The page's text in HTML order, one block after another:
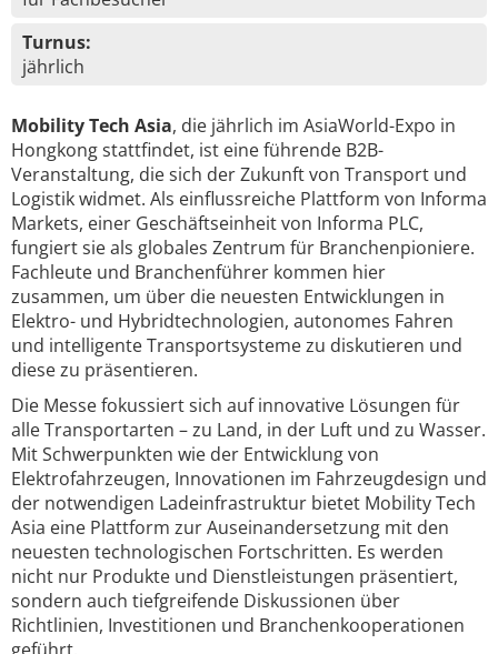
Turnus:
jährlich
Mobility Tech Asia, die jährlich im AsiaWorld-Expo in
Hongkong stattfindet, ist eine führende B2B-
Veranstaltung, die sich der Zukunft von Transport und
Logistik widmet. Als einflussreiche Plattform von Informa
Markets, einer Geschäftseinheit von Informa PLC,
fungiert sie als globales Zentrum für Branchenpioniere.
Fachleute und Branchenführer kommen hier
zusammen, um über die neuesten Entwicklungen in
Elektro- und Hybridtechnologien, autonomes Fahren
und intelligente Transportsysteme zu diskutieren und
diese zu präsentieren.
Die Messe fokussiert sich auf innovative Lösungen für
alle Transportarten – zu Land, in der Luft und zu Wasser.
Mit Schwerpunkten wie der Entwicklung von
Elektrofahrzeugen, Innovationen im Fahrzeugdesign und
der notwendigen Ladeinfrastruktur bietet Mobility Tech
Asia eine Plattform zur Auseinandersetzung mit den
neuesten technologischen Fortschritten. Es werden
nicht nur Produkte und Dienstleistungen präsentiert,
sondern auch tiefgreifende Diskussionen über
Richtlinien, Investitionen und Branchenkooperationen